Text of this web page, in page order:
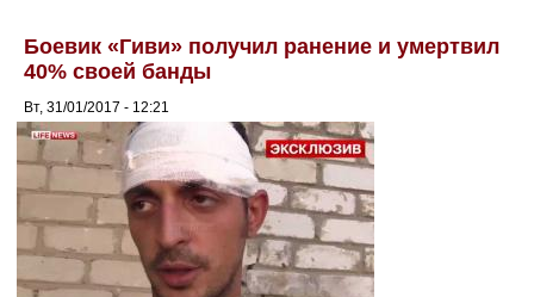
Боевик «Гиви» получил ранение и умертвил
40% своей банды
Вт, 31/01/2017 - 12:21